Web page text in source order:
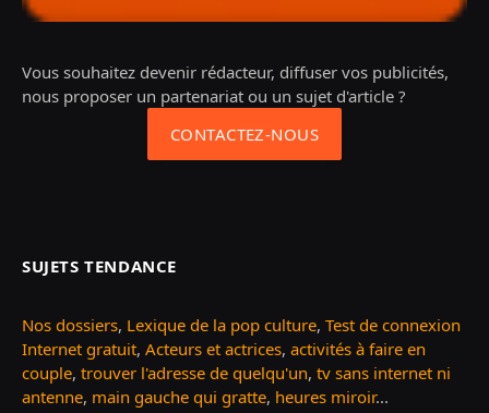
Vous souhaitez devenir rédacteur, diffuser vos publicités,
nous proposer un partenariat ou un sujet d'article ?
CONTACTEZ-NOUS
SUJETS TENDANCE
Nos dossiers, Lexique de la pop culture, Test de connexion
Internet gratuit, Acteurs et actrices, activités à faire en
couple, trouver l'adresse de quelqu'un, tv sans internet ni
antenne, main gauche qui gratte, heures miroir...